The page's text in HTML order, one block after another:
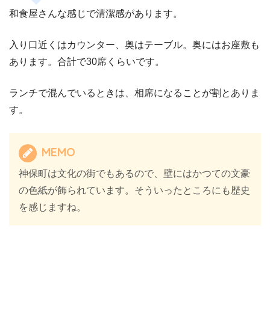
和食屋さんな感じで清潔感があります。
入り口近くはカウンター、奥はテーブル。奥にはお座敷も
あります。合計で30席くらいです。
ランチで混んでいるときは、相席になることが割とありま
す。
MEMO
神保町は文化の街でもあるので、壁にはかつての文豪
の色紙が飾られています。そういったところにも歴史
を感じますね。